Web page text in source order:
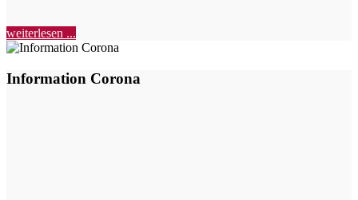
weiterlesen ...
Information Corona